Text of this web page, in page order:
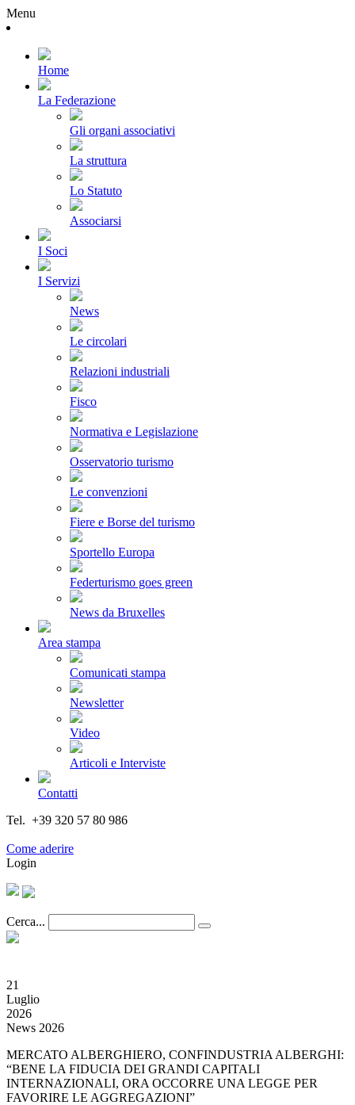
Menu
Home
La Federazione
Gli organi associativi
La struttura
Lo Statuto
Associarsi
I Soci
I Servizi
News
Le circolari
Relazioni industriali
Fisco
Normativa e Legislazione
Osservatorio turismo
Le convenzioni
Fiere e Borse del turismo
Sportello Europa
Federturismo goes green
News da Bruxelles
Area stampa
Comunicati stampa
Newsletter
Video
Articoli e Interviste
Contatti
Tel. +39 320 57 80 986
Come aderire
Login
Cerca...
21
Luglio
2026
News 2026
MERCATO ALBERGHIERO, CONFINDUSTRIA ALBERGHI:
“BENE LA FIDUCIA DEI GRANDI CAPITALI
INTERNAZIONALI, ORA OCCORRE UNA LEGGE PER
FAVORIRE LE AGGREGAZIONI”